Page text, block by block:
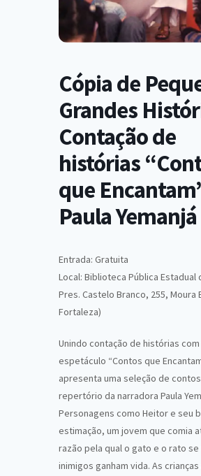
Cópia de
Grandes
Contação de
histórias
que
Paula Yemanjá
Entrada: Gratuita
Local: Biblioteca Pública Estadual
Pres. Castelo Branco, 255, Moura
Fortaleza)
Unindo contação de histórias
espetáculo “Contos que
apresenta uma seleção de
repertório da narradora Paula
Personagens como Heitor e seu
estimação, um jovem que comia
razão pela qual o gato e o rato
inimigos ganham vida. As crianças